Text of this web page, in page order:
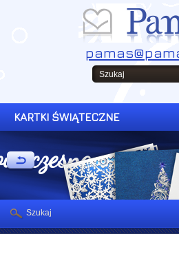
KARTKI ŚWIĄTECZNE
Szukaj